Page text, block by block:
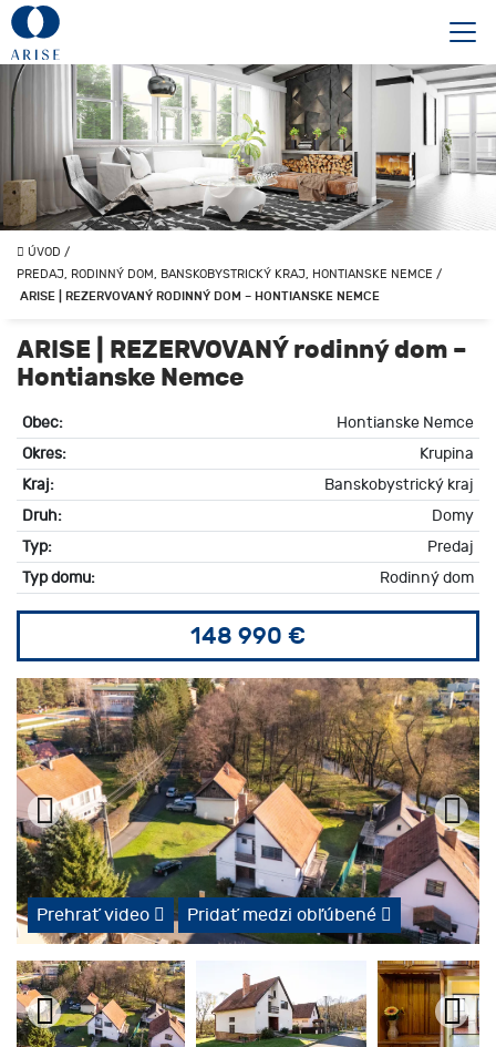
ÚVOD /
PREDAJ, RODINNÝ DOM, BANSKOBYSTRICKÝ KRAJ, HONTIANSKE NEMCE /
ARISE | REZERVOVANÝ RODINNÝ DOM – HONTIANSKE NEMCE
ARISE | REZERVOVANÝ rodinný dom –
Hontianske Nemce
Obec:
Hontianske Nemce
Okres:
Krupina
Kraj:
Banskobystrický kraj
Druh:
Domy
Typ:
Predaj
Typ domu:
Rodinný dom
148 990 €
Prehrať video Pridať medzi obľúbené